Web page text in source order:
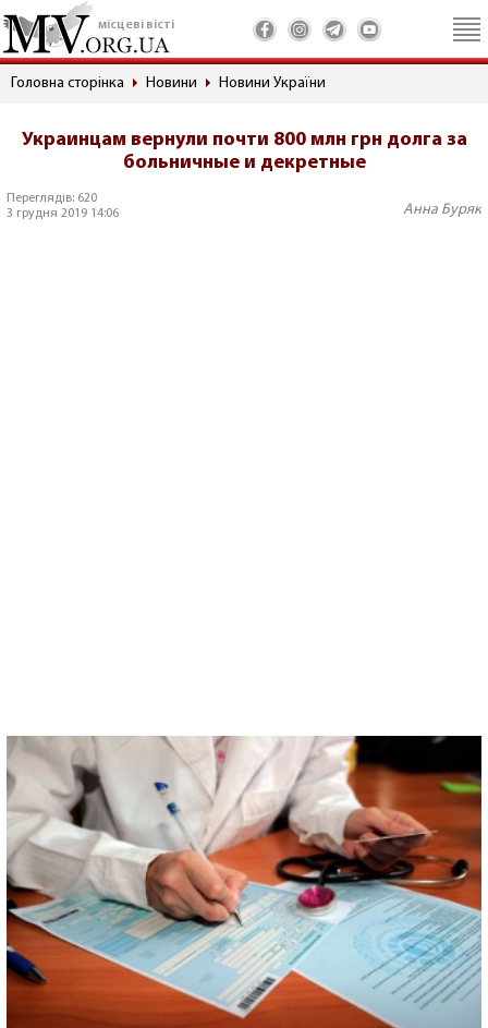
місцеві вісті
Головна сторінка Новини Новини України
Украинцам вернули почти 800 млн грн долга за
больничные и декретные
Переглядів: 620
3 грудня 2019 14:06
Анна Буряк